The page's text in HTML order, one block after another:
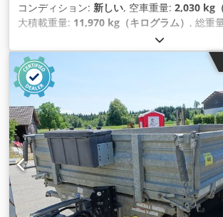
コンディション: 新しい, 空車重量: 2,030 kg
大積載重量: 11,970 kg（キログラム） , 総重
, 荷室長:
1,800 mm, サスペンション:鋼, タイヤサイ
色:その他 , フロントタイ
R19,5, 後輪タイヤサイズ:
クラス:
バイオディーゼル , 装備:
ク・ブレーキ・システム）, 圧縮空気ブレーキ